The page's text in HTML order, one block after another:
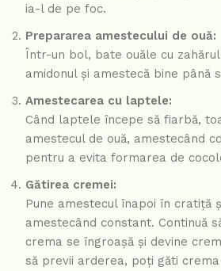
ia-l de pe foc.
Prepararea amestecului de ouă:
Într-un bol, bate ouăle cu zahărul
amidonul și amestecă bine până
Amestecarea cu laptele:
Când laptele începe să fiarbă,
amestecul de ouă, amestecând
pentru a evita formarea de
Gătirea cremei:
Pune amestecul înapoi în cratiță
amestecând constant. Continuă
crema se îngroașă și devine
să previi arderea, poți găti